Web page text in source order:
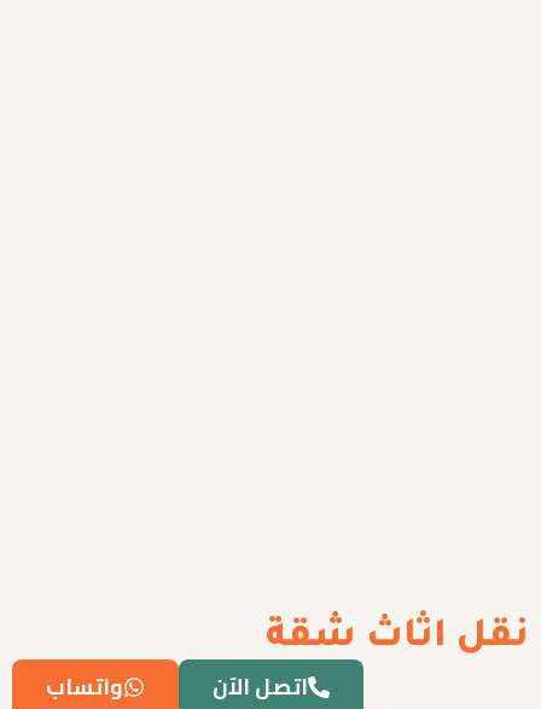
نقل اثاث شقة
واتساب اتصل الآن